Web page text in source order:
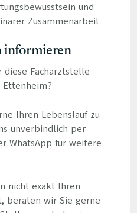
und
Zusammenarbeit
informieren
diese Facharztstelle
Ihren Lebenslauf zu
unverbindlich per
WhatsApp für weitere
nicht exakt Ihren
beraten wir Sie gerne